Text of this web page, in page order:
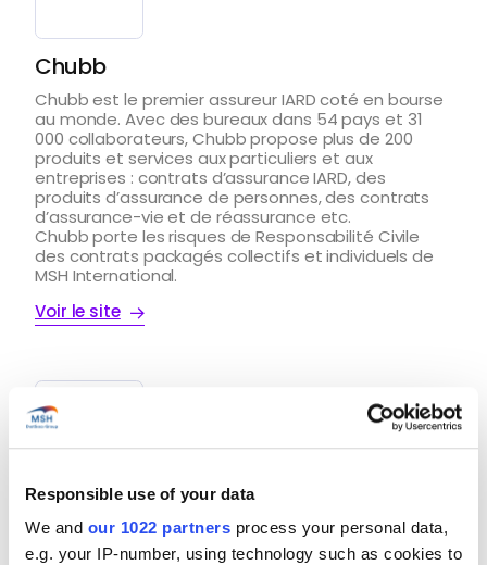
Responsible use of your data
We and our 1022 partners process your personal data,
e.g. your IP-number, using technology such as cookies to
Chubb
Chubb est le premier assureur IARD coté en bourse
au monde. Avec des bureaux dans 54 pays et 31
000 collaborateurs, Chubb propose plus de 200
produits et services aux particuliers et aux
entreprises : contrats d’assurance IARD, des
produits d’assurance de personnes, des contrats
d’assurance-vie et de réassurance etc.
Chubb porte les risques de Responsabilité Civile
des contrats packagés collectifs et individuels de
MSH International.
Voir le site
Groupama Gan Vie
Unique filiale d’Assurance de Personnes du Groupe